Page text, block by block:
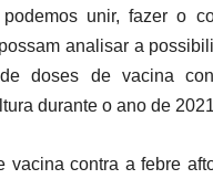
unir, fazer o
analisar a
doses de vacina
durante o ano de
vacina contra a febre